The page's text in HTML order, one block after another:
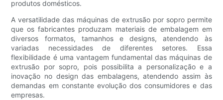
produtos domésticos.
A versatilidade das máquinas de extrusão por sopro permite
que os fabricantes produzam materiais de embalagem em
diversos formatos, tamanhos e designs, atendendo às
variadas necessidades de diferentes setores. Essa
flexibilidade é uma vantagem fundamental das máquinas de
extrusão por sopro, pois possibilita a personalização e a
inovação no design das embalagens, atendendo assim às
demandas em constante evolução dos consumidores e das
empresas.